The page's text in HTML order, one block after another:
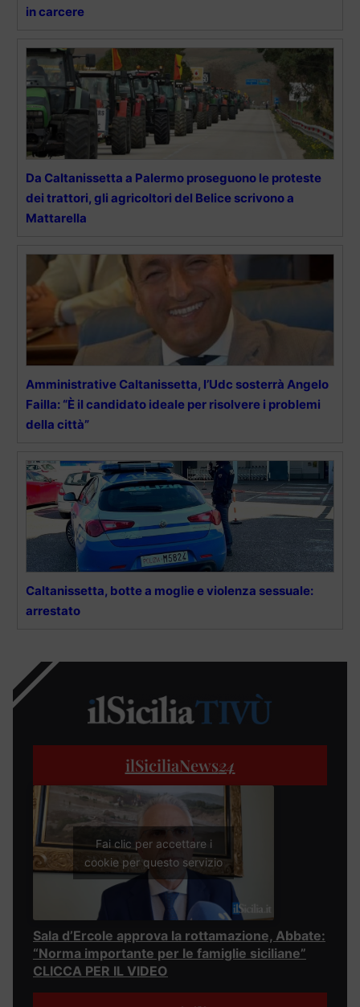
in carcere
Da Caltanissetta a Palermo proseguono le proteste
dei trattori, gli agricoltori del Belice scrivono a
Mattarella
Amministrative Caltanissetta, l’Udc sosterrà Angelo
Failla: “È il candidato ideale per risolvere i problemi
della città”
Caltanissetta, botte a moglie e violenza sessuale:
arrestato
ilSiciliaNews24
Fai clic per accettare i
cookie per questo servizio
Sala d’Ercole approva la rottamazione, Abbate:
“Norma importante per le famiglie siciliane”
CLICCA PER IL VIDEO